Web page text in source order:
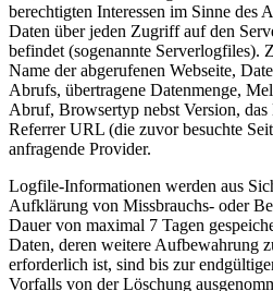
berechtigten Interessen im Sinne
Daten über jeden Zugriff auf den
befindet (sogenannte Serverlogfiles).
Name der abgerufenen Webseite,
Abrufs, übertragene Datenmenge,
Abruf, Browsertyp nebst Version, das
Referrer URL (die zuvor besuchte
anfragende Provider.
Logfile-Informationen werden aus
Aufklärung von Missbrauchs- oder
Dauer von maximal 7 Tagen
Daten, deren weitere Aufbewahrung
erforderlich ist, sind bis zur
Vorfalls von der Löschung